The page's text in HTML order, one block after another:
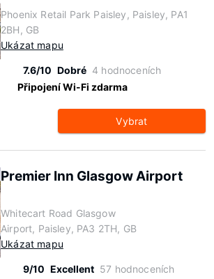
Phoenix Retail Park Paisley, Paisley, PA1
2BH, GB
Ukázat mapu
7.6/10 Dobré 4 hodnoceních
Připojení Wi-Fi zdarma
Vybrat
Premier Inn Glasgow Airport
Whitecart Road Glasgow
Airport, Paisley, PA3 2TH, GB
Ukázat mapu
9/10 Excellent 57 hodnoceních